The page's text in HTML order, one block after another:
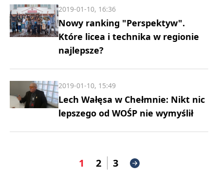
Nowy ranking "Perspektyw".
Które licea i technika w regionie
najlepsze?
2019-01-10, 16:36
Lech Wałęsa w Chełmnie: Nikt nic
lepszego od WOŚP nie wymyślił
2019-01-10, 15:49
1 2 3